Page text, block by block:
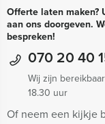
Offerte laten maken?
aan ons doorgeven.
bespreken!
070 20 40
Wij zijn
18.30 uur
Of neem een kijkje